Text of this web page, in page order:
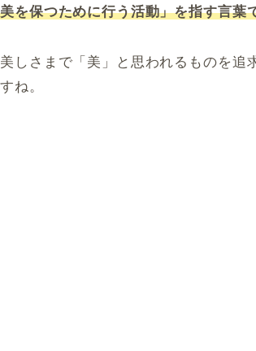
を保つために行う活動」を指す言葉
しさまで「美」と思われるものを追
ね。